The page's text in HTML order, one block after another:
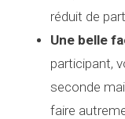
réduit de
Une belle
participant,
seconde
faire